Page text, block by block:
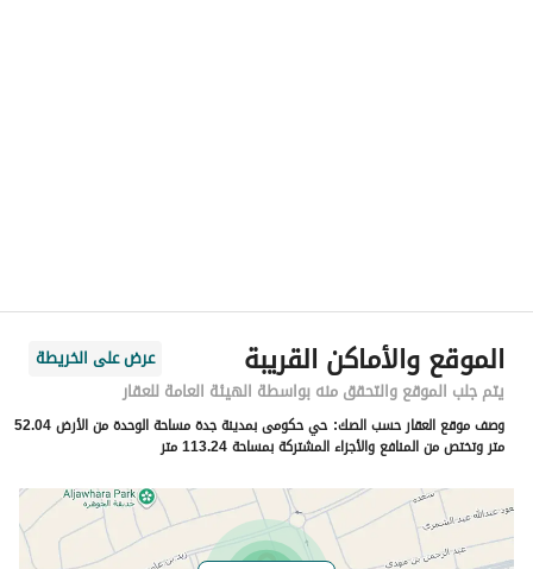
رقم المبنى
3446
الرقم الاضافي
8143
خط العرض
21.8265452126272
خط الطول
39.15358473737438
الموقع والأماكن القريبة
عرض على الخريطة
يتم جلب الموقع والتحقق منه بواسطة الهيئة العامة للعقار
وصف موقع العقار حسب الصك:
حي حكومى بمدينة جدة مساحة الوحدة من الأرض 52.04
متر وتختص من المنافع والأجزاء المشتركة بمساحة 113.24 متر